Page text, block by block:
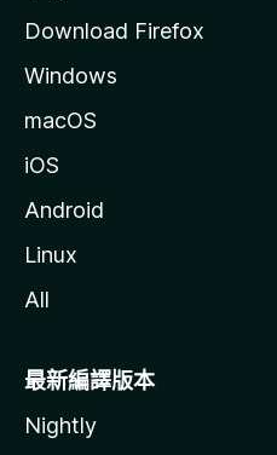
Download Firefox
Windows
macOS
iOS
Android
Linux
All
最新編譯版本
Nightly